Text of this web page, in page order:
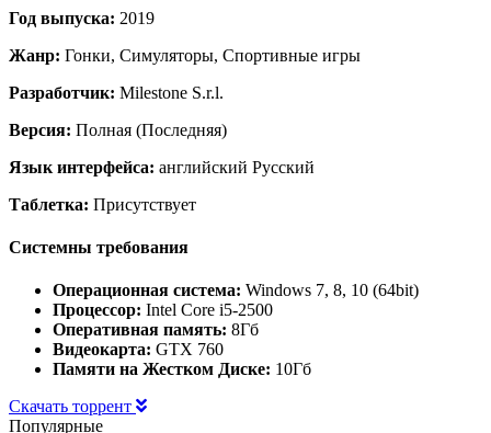
Год выпуска: 2019
Жанр: Гонки, Симуляторы, Спортивные игры
Разработчик: Milestone S.r.l.
Версия: Полная (Последняя)
Язык интерфейса: английский Русский
Таблетка: Присутствует
Системны требования
Операционная система: Windows 7, 8, 10 (64bit)
Процессор: Intel Core i5-2500
Оперативная память: 8Гб
Видеокарта: GTX 760
Памяти на Жестком Диске: 10Гб
Скачать торрент
Популярные